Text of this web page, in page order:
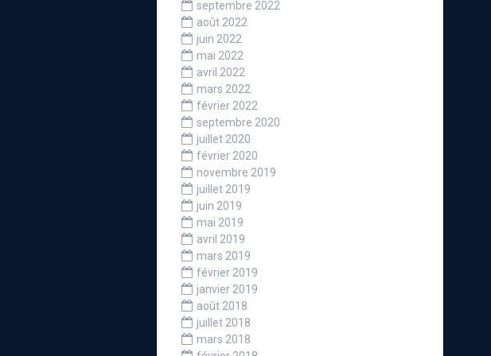
septembre 2022
août 2022
juin 2022
mai 2022
avril 2022
mars 2022
février 2022
septembre 2020
juillet 2020
février 2020
novembre 2019
juillet 2019
juin 2019
mai 2019
avril 2019
mars 2019
février 2019
janvier 2019
août 2018
juillet 2018
mars 2018